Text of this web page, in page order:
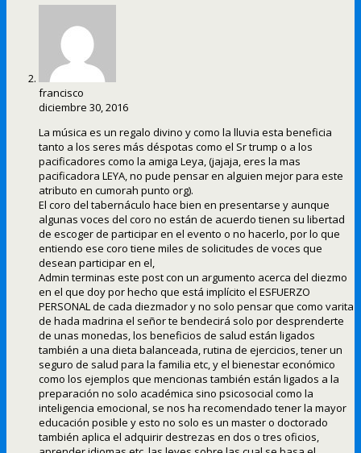
francisco
diciembre 30, 2016
La música es un regalo divino y como la lluvia esta beneficia
tanto a los seres más déspotas como el Sr trump o a los
pacificadores como la amiga Leya, (jajaja, eres la mas
pacificadora LEYA, no pude pensar en alguien mejor para este
atributo en cumorah punto org).
El coro del tabernáculo hace bien en presentarse y aunque
algunas voces del coro no están de acuerdo tienen su libertad
de escoger de participar en el evento o no hacerlo, por lo que
entiendo ese coro tiene miles de solicitudes de voces que
desean participar en el,
Admin terminas este post con un argumento acerca del diezmo
en el que doy por hecho que está implícito el ESFUERZO
PERSONAL de cada diezmador y no solo pensar que como varita
de hada madrina el señor te bendecirá solo por desprenderte
de unas monedas, los beneficios de salud están ligados
también a una dieta balanceada, rutina de ejercicios, tener un
seguro de salud para la familia etc, y el bienestar económico
como los ejemplos que mencionas también están ligados a la
preparación no solo académica sino psicosocial como la
inteligencia emocional, se nos ha recomendado tener la mayor
educación posible y esto no solo es un master o doctorado
también aplica el adquirir destrezas en dos o tres oficios,